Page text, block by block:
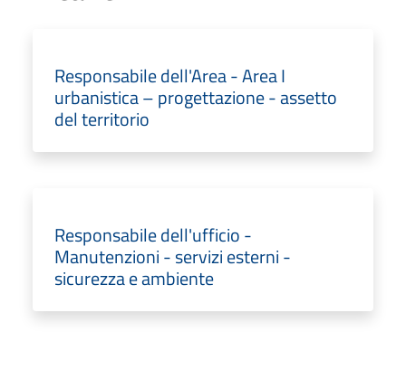
Responsabile dell'Area - Area I
urbanistica – progettazione - assetto
del territorio
Responsabile dell'ufficio -
Manutenzioni - servizi esterni -
sicurezza e ambiente